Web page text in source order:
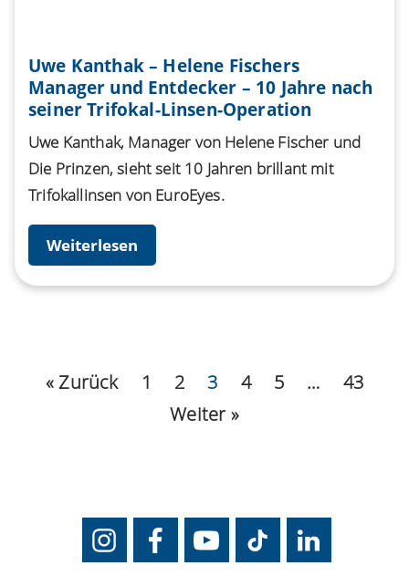
Uwe Kanthak – Helene Fischers
Manager und Entdecker – 10 Jahre nach
seiner Trifokal-Linsen-Operation
Uwe Kanthak, Manager von Helene Fischer und
Die Prinzen, sieht seit 10 Jahren brillant mit
Trifokallinsen von EuroEyes.
Weiterlesen
« Zurück 1 2 3 4 5 …
43
Weiter »